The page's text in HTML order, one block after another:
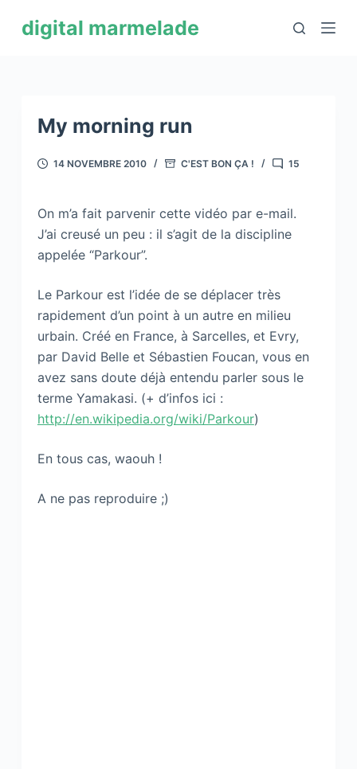
digital marmelade
My morning run
14 NOVEMBRE 2010 C'EST BON ÇA ! 15
On m’a fait parvenir cette vidéo par e-mail.
J’ai creusé un peu : il s’agit de la discipline
appelée “Parkour”.
Le Parkour est l’idée de se déplacer très
rapidement d’un point à un autre en milieu
urbain. Créé en France, à Sarcelles, et Evry,
par David Belle et Sébastien Foucan, vous en
avez sans doute déjà entendu parler sous le
terme Yamakasi. (+ d’infos ici :
http://en.wikipedia.org/wiki/Parkour)
En tous cas, waouh !
A ne pas reproduire ;)